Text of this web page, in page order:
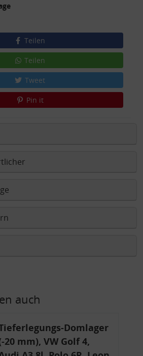
Teilen
Teilen
Tweet
Pin it
auch
Domlager
20 mm), VW Golf 4,